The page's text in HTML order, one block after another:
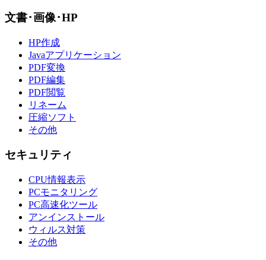
文書･画像･HP
HP作成
Javaアプリケーション
PDF変換
PDF編集
PDF閲覧
リネーム
圧縮ソフト
その他
セキュリティ
CPU情報表示
PCモニタリング
PC高速化ツール
アンインストール
ウィルス対策
その他